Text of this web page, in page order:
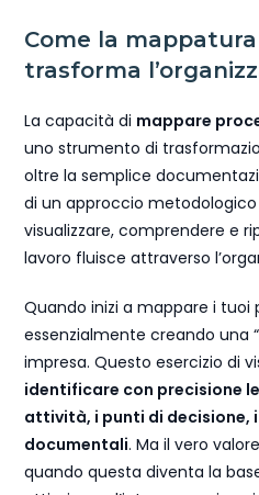
Come la
trasforma
La capacità di mappare
uno strumento di
oltre la semplice
di un approccio
visualizzare, comprendere e
lavoro fluisce attraverso
Quando inizi a mappare i tuoi
essenzialmente creando una
impresa. Questo esercizio di
identificare con precisione
attività, i punti di decisione,
documentali. Ma il vero
quando questa diventa la